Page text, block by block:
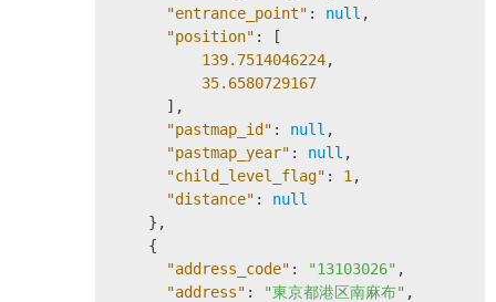
"entrance_point" : null ,
"position" : [
139.7514046224,
35.6580729167
      ],
"pastmap_id" : null ,
"pastmap_year" : null ,
"child_level_flag" : 1 ,
"distance" : null
    },
    {
"address_code" : "13103026" ,
"address" : "東京都港区南麻布" ,